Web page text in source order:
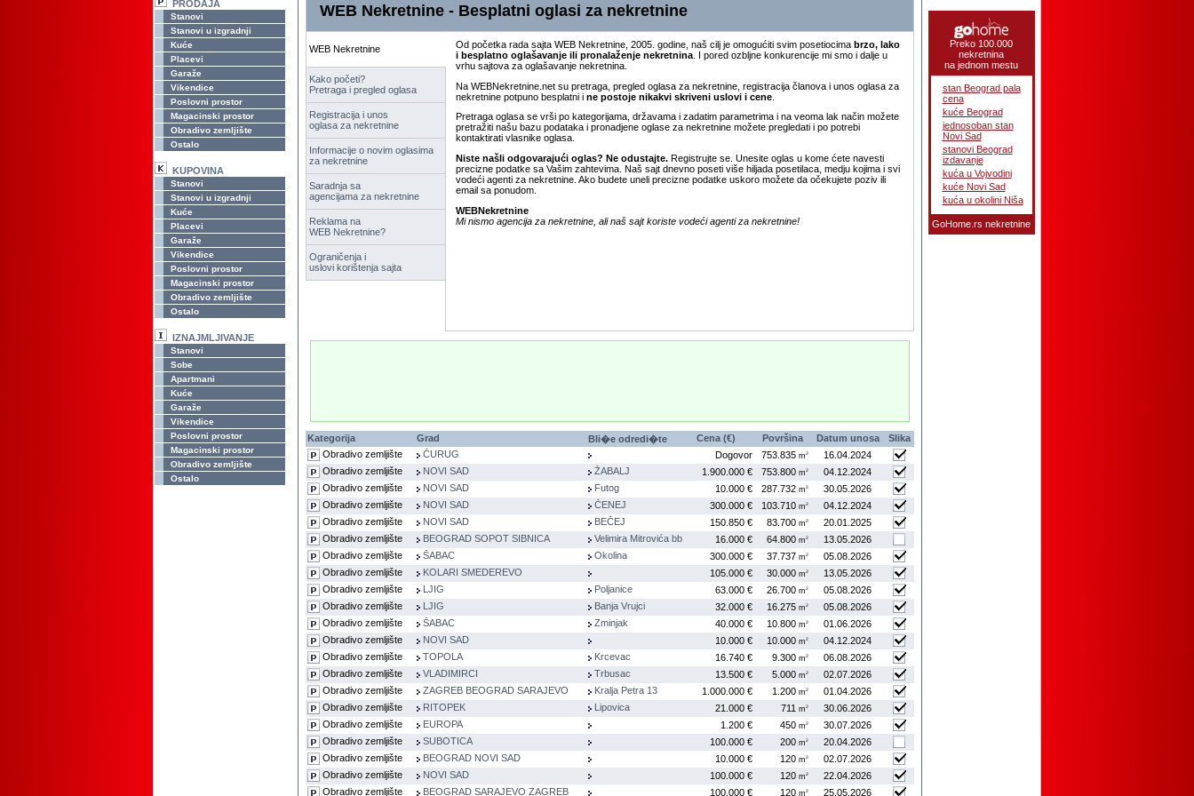
PRODAJA
Stanovi
Stanovi u izgradnji
Kuće
Placevi
Garaže
Vikendice
Poslovni prostor
Magacinski prostor
Obradivo zemljište
Ostalo
KUPOVINA
Stanovi
Stanovi u izgradnji
Kuće
Placevi
Garaže
Vikendice
Poslovni prostor
Magacinski prostor
Obradivo zemljište
Ostalo
IZNAJMLJIVANJE
Stanovi
Sobe
Apartmani
Kuće
Garaže
Vikendice
Poslovni prostor
Magacinski prostor
Obradivo zemljište
Ostalo
WEB Nekretnine - Besplatni oglasi za nekretnine
WEB Nekretnine Od početka rada sajta WEB Nekretnine, 2005. godine, naš cilj je omogućiti svim posetiocima brzo, lako
i besplatno oglašavanje ili pronalaženje nekretnina. I pored ozbljne konkurencije mi smo i dalje u
vrhu sajtova za oglašavanje nekretnina.
Na WEBNekretnine.net su pretraga, pregled oglasa za nekretnine, registracija članova i unos oglasa za
nekretnine potpuno besplatni i ne postoje nikakvi skriveni uslovi i cene.
Pretraga oglasa se vrši po kategorijama, državama i zadatim parametrima i na veoma lak način možete
pretražiti našu bazu podataka i pronadjene oglase za nekretnine možete pregledati i po potrebi
kontaktirati vlasnike oglasa.
Niste našli odgovarajući oglas? Ne odustajte.Registrujte se. Unesite oglas u kome ćete navesti
precizne podatke sa Vašim zahtevima. Naš sajt dnevno poseti više hiljada posetilaca, medju kojima i svi
vodeći agenti za nekretnine. Ako budete uneli precizne podatke uskoro možete da očekujete poziv ili
email sa ponudom.
WEBNekretnine
Mi nismo agencija za nekretnine, ali naš sajt koriste vodeći agenti za nekretnine!
Kako početi?
Pretraga i pregled oglasa
Registracija i unos
oglasa za nekretnine
Informacije o novim oglasima
za nekretnine
Saradnja sa
agencijama za nekretnine
Reklama na
WEB Nekretnine?
Ograničenja i
uslovi korištenja sajta
Kategorija Grad Bli�e odredi�te Cena (€) Površina Datum unosa
Slika
Obradivo zemljište
ČURUG Dogovor 753.835 m2
16.04.2024
Obradivo zemljište
NOVI SAD ŽABALJ 1.900.000 € 753.800 m2
04.12.2024
Obradivo zemljište
NOVI SAD Futog 10.000 € 287.732 m2
30.05.2026
Obradivo zemljište
NOVI SAD ČENEJ 300.000 € 103.710 m2
04.12.2024
Obradivo zemljište
NOVI SAD BEČEJ 150.850 € 83.700 m2
20.01.2025
Obradivo zemljište
BEOGRAD SOPOT SIBNICA Velimira Mitrovića bb 16.000 € 64.800 m2
13.05.2026
Obradivo zemljište
ŠABAC Okolina 300.000 € 37.737 m2
05.08.2026
Obradivo zemljište
KOLARI SMEDEREVO 105.000 € 30.000 m2
13.05.2026
Obradivo zemljište
LJIG Poljanice 63.000 € 26.700 m2
05.08.2026
Obradivo zemljište
LJIG Banja Vrujci 32.000 € 16.275 m2
05.08.2026
Obradivo zemljište
ŠABAC Zminjak 40.000 € 10.800 m2
01.06.2026
Obradivo zemljište
NOVI SAD 10.000 € 10.000 m2
04.12.2024
Obradivo zemljište
TOPOLA Krcevac 16.740 € 9.300 m2
06.08.2026
Obradivo zemljište
VLADIMIRCI Trbusac 13.500 € 5.000 m2
02.07.2026
Obradivo zemljište
ZAGREB BEOGRAD SARAJEVO Kralja Petra 13 1.000.000 € 1.200 m2
01.04.2026
Obradivo zemljište
RITOPEK Lipovica 21.000 € 711 m2
30.06.2026
Obradivo zemljište
EUROPA 1.200 € 450 m2
30.07.2026
Obradivo zemljište
SUBOTICA 100.000 € 200 m2
20.04.2026
Obradivo zemljište
BEOGRAD NOVI SAD 10.000 € 120 m2
02.07.2026
Obradivo zemljište
NOVI SAD 100.000 € 120 m2
22.04.2026
Obradivo zemljište
BEOGRAD SARAJEVO ZAGREB 100.000 € 120 m2 25.05.2026
Preko 100.000
nekretnina
na jednom mestu
stan Beograd pala
cena
kuće Beograd
jednosoban stan
Novi Sad
stanovi Beograd
izdavanje
kuća u Vojvodini
kuće Novi Sad
kuća u okolini Niša
GoHome.rs nekretnine